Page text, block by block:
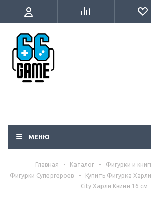
МЕНЮ
Главная - Каталог - Фигурки и
Фигурки Супергероев
-
Купить Фигурка
City Харли Квинн 16 см